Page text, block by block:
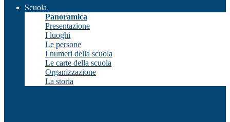
Scuola
Panoramica
Presentazione
I luoghi
Le persone
I numeri della scuola
Le carte della scuola
Organizzazione
La storia